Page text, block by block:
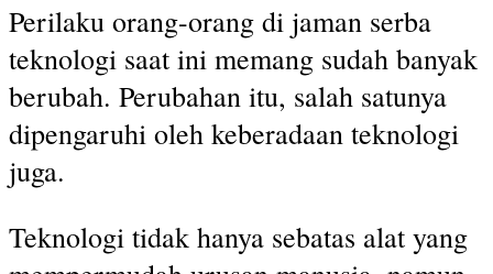
Perilaku orang-orang di jaman serba
teknologi saat ini memang sudah banyak
berubah. Perubahan itu, salah satunya
dipengaruhi oleh keberadaan teknologi
juga.
Teknologi tidak hanya sebatas alat yang